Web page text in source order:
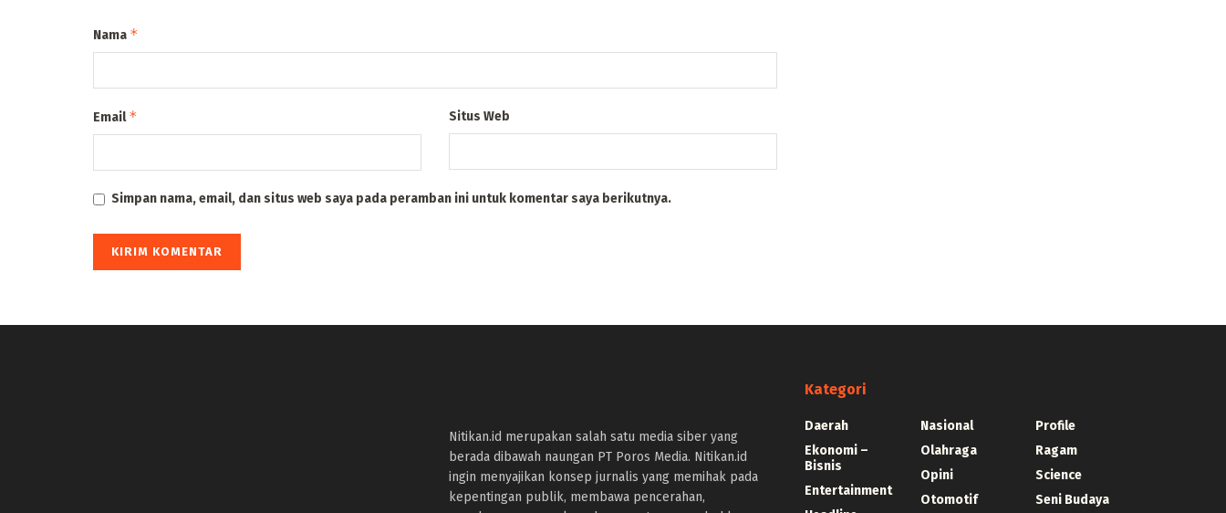
Nama *
Email* Situs Web
Simpan nama, email, dan situs web saya pada peramban ini untuk komentar saya berikutnya.
Nitikan.id merupakan salah satu media siber yang
berada dibawah naungan PT Poros Media. Nitikan.id
ingin menyajikan konsep jurnalis yang memihak pada
kepentingan publik, membawa pencerahan,
Kategori
Daerah
Ekonomi –
Bisnis
Entertainment
Nasional
Olahraga
Opini
Otomotif
Profile
Ragam
Science
Seni Budaya